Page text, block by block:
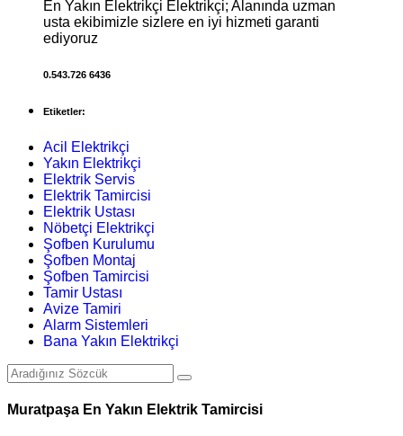
En Yakın Elektrikçi Elektrikçi; Alanında uzman
usta ekibimizle sizlere en iyi hizmeti garanti
ediyoruz
0.543.726 6436
Etiketler:
Acil Elektrikçi
Yakın Elektrikçi
Elektrik Servis
Elektrik Tamircisi
Elektrik Ustası
Nöbetçi Elektrikçi
Şofben Kurulumu
Şofben Montaj
Şofben Tamircisi
Tamir Ustası
Avize Tamiri
Alarm Sistemleri
Bana Yakın Elektrikçi
Muratpaşa En Yakın Elektrik Tamircisi